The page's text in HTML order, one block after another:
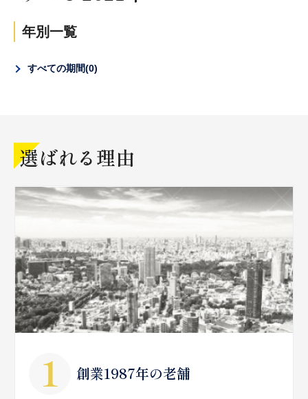
年別一覧
すべての期間 0
選ばれる理由
創業1987年の老舗